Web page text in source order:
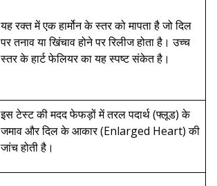
यह रक्त में एक हार्मोन के स्तर को मापता है जो दिल
पर तनाव या खिंचाव होने पर रिलीज होता है। उच्च
स्तर के हार्ट फेलियर का यह स्पष्ट संकेत है।
इस टेस्ट की मदद फेफड़ों में तरल पदार्थ (फ्लूड) के
जमाव और दिल के आकार (Enlarged Heart) की
जांच होती है।